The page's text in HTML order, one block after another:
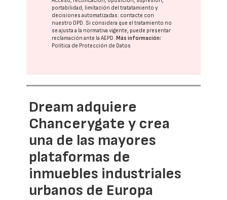
portabilidad, limitación del tratatamiento y
decisiones automatizadas: contacte con
nuestro DPD. Si considera que el tratamiento no
se ajusta a la normativa vigente, puede presentar
reclamación ante laAEPD.Más información:
Política de Protección de Datos
Dream adquiere
Chancerygate y crea
una de las mayores
plataformas de
inmuebles industriales
urbanos de Europa